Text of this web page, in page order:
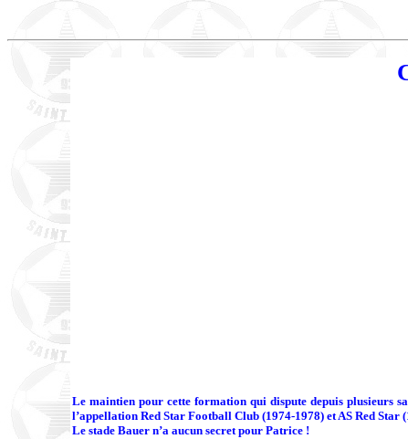
Le maintien pour cette formation qui dispute depuis plusieurs
l’appellation Red Star Football Club (1974-1978) et AS Red Star
Le stade Bauer n’a aucun secret pour Patrice !